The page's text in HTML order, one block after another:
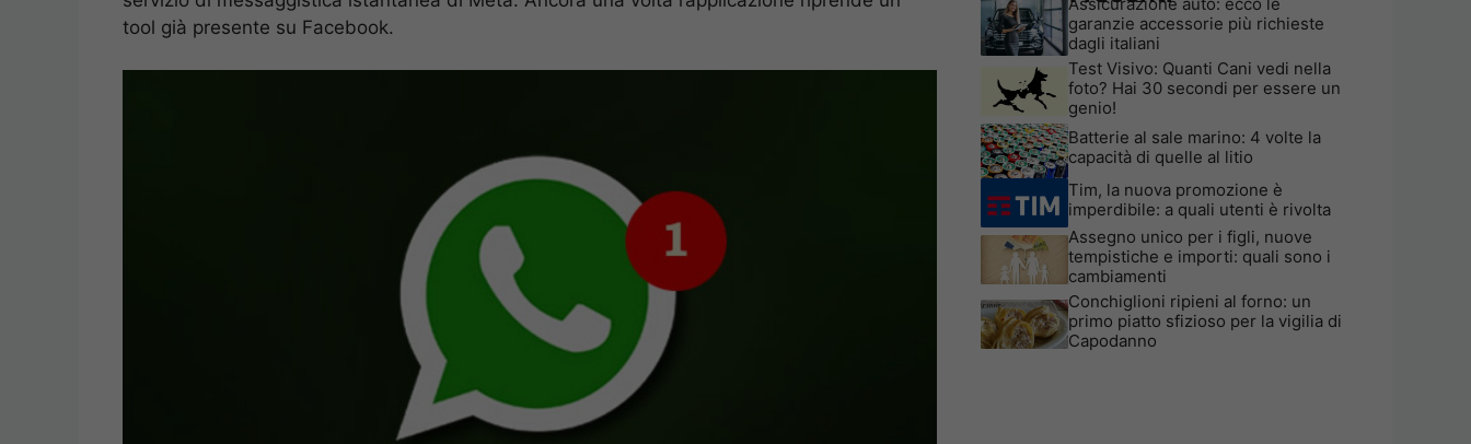
tool già presente su Facebook.
garanzie accessorie più richieste
dagli italiani
Test Visivo: Quanti Cani vedi nella
foto? Hai 30 secondi per essere un
genio!
Batterie al sale marino: 4 volte la
capacità di quelle al litio
Tim, la nuova promozione è
imperdibile: a quali utenti è rivolta
Assegno unico per i figli, nuove
tempistiche e importi: quali sono i
cambiamenti
Conchiglioni ripieni al forno: un
primo piatto sfizioso per la vigilia di
Capodanno